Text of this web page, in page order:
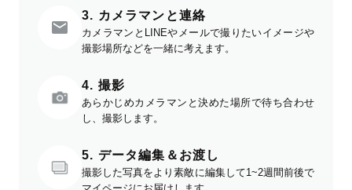
3. カメラマンと連絡
カメラマンとLINEやメールで撮りたいイメージや
撮影場所などを一緒に考えます。
4. 撮影
あらかじめカメラマンと決めた場所で待ち合わせ
し、撮影します。
5. データ編集＆お渡し
撮影した写真をより素敵に編集して1~2週間前後で